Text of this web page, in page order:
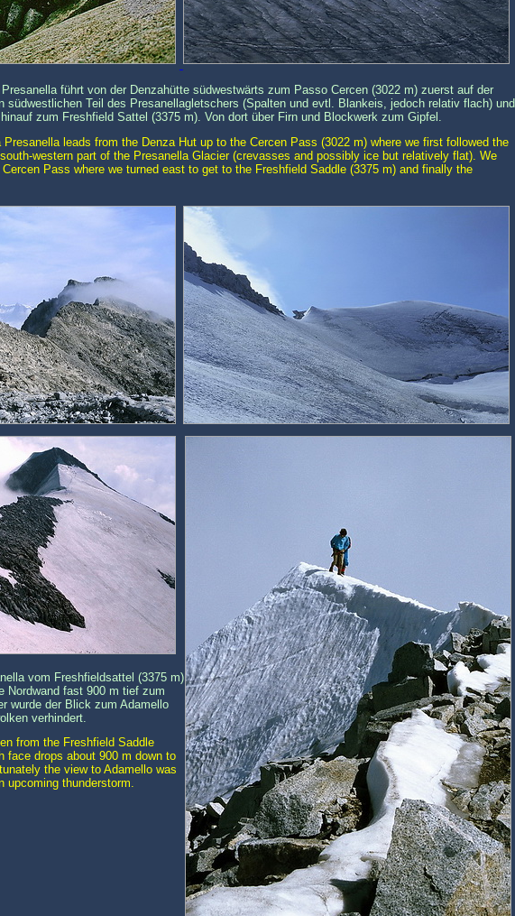
führt von der Denzahütte südwestwärts zum Passo Cercen (3022 m) zuerst auf der
südwestlichen Teil des Presanellagletschers (Spalten und evtl. Blankeis, jedoch relativ flach) und
zum Freshfield Sattel (3375 m). Von dort über Firn und Blockwerk zum Gipfel.
leads from the Denza Hut up to the Cercen Pass (3022 m) where we first followed the
western part of the Presanella Glacier (crevasses and possibly ice but relatively flat). We
Pass where we turned east to get to the Freshfield Saddle (3375 m) and finally the
vom Freshfieldsattel (3375 m)
Nordwand fast 900 m tief zum
wurde der Blick zum Adamello
verhindert.
from the Freshfield Saddle
face drops about 900 m down to
the view to Adamello was
upcoming thunderstorm.